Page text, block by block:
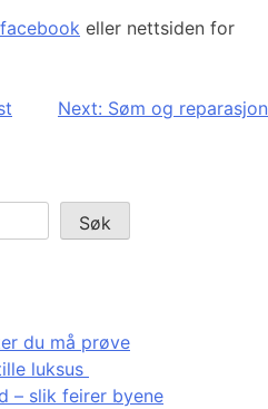
eller nettsiden for
Next: Søm og reparasjon
Søk
du må prøve
luksus
– slik feirer byene